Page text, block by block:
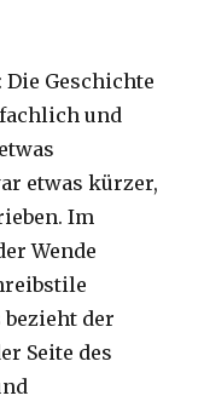
Geschichte
und
etwas kürzer,
Im
Wende
bezieht der
Seite des